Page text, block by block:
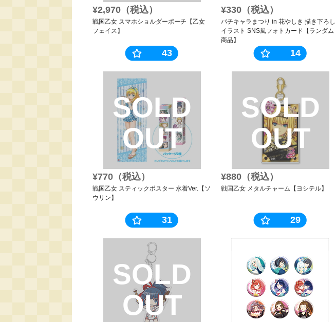
¥2,970（税込）
戦国乙女 スマホショルダーポーチ【乙女
フェイス】
43
¥330（税込）
パチキャラまつり in 花やしき 描き下ろし
イラスト SNS風フォトカード【ランダム
商品】
14
SOLD
OUT
¥770（税込）
戦国乙女 スティックポスター 水着Ver.【ソ
ウリン】
31
SOLD
OUT
¥880（税込）
戦国乙女 メタルチャーム【ヨシテル】
29
SOLD
OUT